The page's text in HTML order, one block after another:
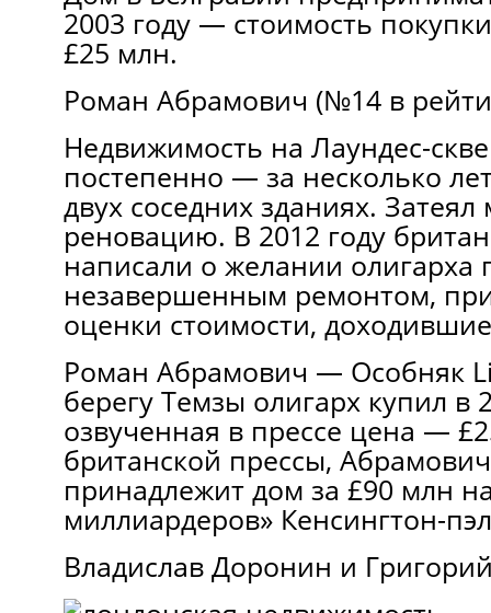
2003 году — стоимость
£25 млн.
Роман Абрамович (№14 в
Недвижимость на Лаундес-
постепенно — за несколько
двух соседних зданиях.
реновацию. В 2012 году
написали о желании олигарха
незавершенным ремонтом,
оценки стоимости,
Роман Абрамович — Особняк
берегу Темзы олигарх купил в
озвученная в прессе цена —
британской прессы,
принадлежит дом за £90 млн
миллиардеров» Кенсингтон-
Владислав Доронин и